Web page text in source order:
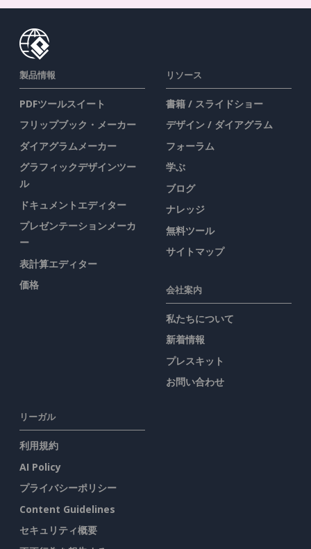
製品情報
PDFツールスイート
フリップブック・メーカー
ダイアグラムメーカー
グラフィックデザインツー
ル
ドキュメントエディター
プレゼンテーションメーカ
ー
表計算エディター
価格
リソース
書籍 / スライドショー
デザイン / ダイアグラム
フォーラム
学ぶ
ブログ
ナレッジ
無料ツール
サイトマップ
会社案内
私たちについて
新着情報
プレスキット
お問い合わせ
リーガル
利用規約
AI Policy
プライバシーポリシー
Content Guidelines
セキュリティ概要